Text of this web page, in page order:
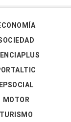
EPSOCIAL
MOTOR
TURISMO